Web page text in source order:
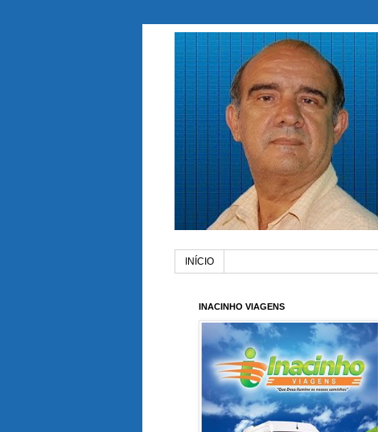
INÍCIO
INACINHO VIAGENS